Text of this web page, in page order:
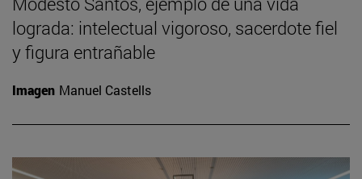
lograda: intelectual vigoroso, sacerdote fiel
y figura entrañable
Imagen Manuel Castells